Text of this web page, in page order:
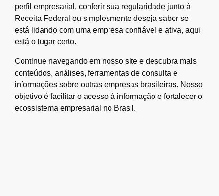
perfil empresarial, conferir sua regularidade junto à
Receita Federal ou simplesmente deseja saber se
está lidando com uma empresa confiável e ativa, aqui
está o lugar certo.
Continue navegando em nosso site e descubra mais
conteúdos, análises, ferramentas de consulta e
informações sobre outras empresas brasileiras. Nosso
objetivo é facilitar o acesso à informação e fortalecer o
ecossistema empresarial no Brasil.